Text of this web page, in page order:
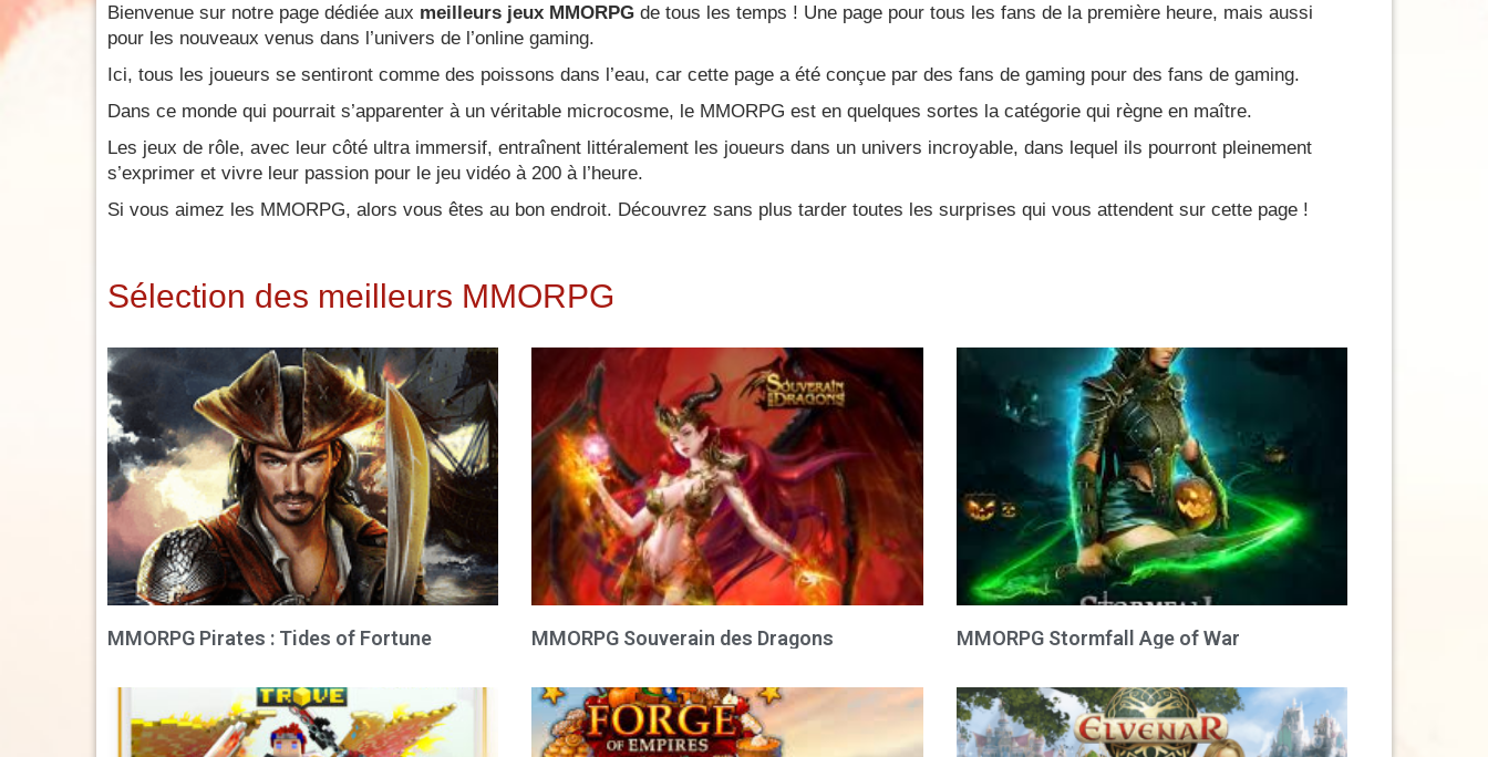
Vikings War
of clans
JOUEZ
!
Bienvenue sur notre page dédiée aux meilleurs jeux MMORPG de tous les temps ! Une page pour tous les fans de la première heure, mais aussi
pour les nouveaux venus dans l’univers de l’online gaming.
Ici, tous les joueurs se sentiront comme des poissons dans l’eau, car cette page a été conçue par des fans de gaming pour des fans de gaming.
Dans ce monde qui pourrait s’apparenter à un véritable microcosme, le MMORPG est en quelques sortes la catégorie qui règne en maître.
Les jeux de rôle, avec leur côté ultra immersif, entraînent littéralement les joueurs dans un univers incroyable, dans lequel ils pourront pleinement
s’exprimer et vivre leur passion pour le jeu vidéo à 200 à l’heure.
Si vous aimez les MMORPG, alors vous êtes au bon endroit. Découvrez sans plus tarder toutes les surprises qui vous attendent sur cette page !
Sélection des meilleurs MMORPG
MMORPG Pirates : Tides of Fortune MMORPG Souverain des Dragons MMORPG Stormfall Age of War